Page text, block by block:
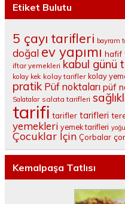
Etiket Bulutu
5 çayı tarifleri bayram
doğal ev yapımı hafif
iftar yemekleri kabul günü
kolay kek kolay tarifler kolay
pratik Püf noktaları püf
Salatalar salata tarifleri
tarifi tarifler tarifleri
yemekleri yemek tarifleri
Çocuklar İçin Çorbalar
Kemalpaşa Tatlısı